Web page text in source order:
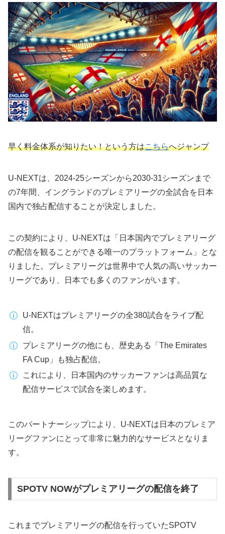
早く料金体系が知りたい！という方はこちらへジャンプ
U-NEXTは、2024-25シーズンから2030-31シーズンまで
の7年間、イングランドのプレミアリーグの全試合を日本
国内で独占配信することが決定しました。
この契約により、U-NEXTは「日本国内でプレミアリーグ
の配信を観ることができる唯一のプラットフォーム」とな
りました。プレミアリーグは世界中で人気の高いサッカー
リーグであり、日本でも多くのファンがいます。
U-NEXTはプレミアリーグの全380試合をライブ配
信。
プレミアリーグの他にも、歴史ある「The Emirates
FA Cup」も独占配信。
これにより、日本国内のサッカーファンは高品質な
配信サービスで試合を楽しめます。
このパートナーシップにより、U-NEXTは日本のプレミア
リーグファンにとって非常に魅力的なサービスとなりま
す。
SPOTV NOWがプレミアリーグの配信を終了
これまでプレミアリーグの配信を行っていたSPOTV